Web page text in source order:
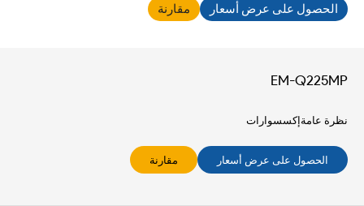
الحصول على عرض أسعار مقارنة
EM-Q225MP
نظرة عامة إكسسوارات
الحصول على عرض أسعار مقارنة